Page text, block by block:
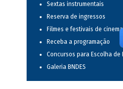
Sextas instrumentais
Reserva de ingressos
Filmes e festivais de cinema
Receba a programação
Concursos para Escolha de
Galeria BNDES